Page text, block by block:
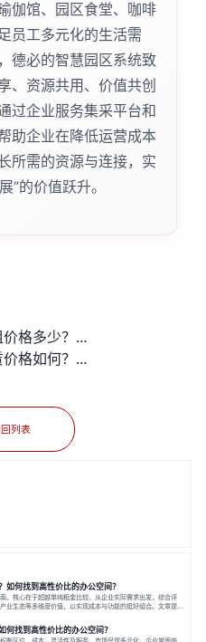
伽馆、园区食堂、咖啡
员工多元化的生活需
德必的智慧园区系统致
、资源共用、价值共创
过企业服务集采平台和
助企业在降低运营成本
所需的资源与连接，实
”的价值跃升。
上海徐汇写字楼出租价格多少？如何找到高性价比的办公空间？
上海青浦写字楼租赁价格如何？优质办公空间哪里找？
列表
如何找到高性价比的办公空间？
。核心在于超越单纯租金比较，从企业实际需求出发，综合评
业生态等多维度价值，以实现成本与功能的挺好组合。文章提
与共享配套以提升性价比，并通过不同规模企业的实际案例加
的稳定环境、社群活动与产业集聚等增值服务，是很大化空间
何找到高性价比的办公空间？